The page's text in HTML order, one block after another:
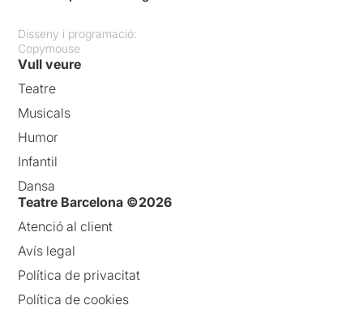
Disseny i programació:
Copymouse
Vull veure
Teatre
Musicals
Humor
Infantil
Dansa
Teatre Barcelona ©2026
Atenció al client
Avís legal
Política de privacitat
Política de cookies